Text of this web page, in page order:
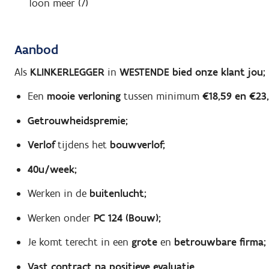
Toon meer (7)
Aanbod
Als KLINKERLEGGER in WESTENDE bied onze klant jou;
Een mooie verloningtussen minimum €18,59 en
Getrouwheidspremie;
Verloftijdens het bouwverlof;
40u/week;
Werken in de buitenlucht;
Werken onder PC 124 (Bouw);
Je komt terecht in een grote en betrouwbare firma;
Vast contract na positieve evaluatie.